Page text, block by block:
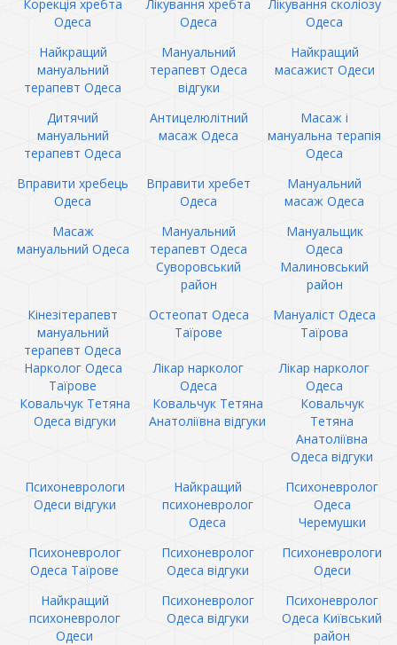
Корекція хребта
Одеса
Лікування хребта
Одеса
Лікування сколіозу
Одеса
Найкращий
мануальний
терапевт Одеса
Мануальний
терапевт Одеса
відгуки
Найкращий
масажист Одеси
Дитячий
мануальний
терапевт Одеса
Антицелюлітний
масаж Одеса
Масаж і
мануальна терапія
Одеса
Вправити хребець
Одеса
Вправити хребет
Одеса
Мануальний
масаж Одеса
Масаж
мануальний Одеса
Мануальний
терапевт Одеса
Суворовський
район
Мануальщик
Одеса
Малиновський
район
Кінезітерапевт
мануальний
терапевт Одеса
Остеопат Одеса
Таїрове
Мануаліст Одеса
Таїрова
Нарколог Одеса
Таїрове
Лікар нарколог
Одеса
Лікар нарколог
Одеса
Ковальчук Тетяна
Одеса відгуки
Ковальчук Тетяна
Анатоліївна відгуки
Ковальчук
Тетяна
Анатоліївна
Одеса відгуки
Психоневрологи
Одеси відгуки
Найкращий
психоневролог
Одеса
Психоневролог
Одеса
Черемушки
Психоневролог
Одеса Таїрове
Психоневролог
Одеса відгуки
Психоневрологи
Одеси
Найкращий
психоневролог
Одеси
Психоневролог
Одеса відгуки
Психоневролог
Одеса Київський
район